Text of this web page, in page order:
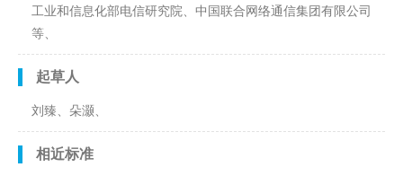
工业和信息化部电信研究院、中国联合网络通信集团有限公司
等、
起草人
刘臻、朵灏、
相近标准